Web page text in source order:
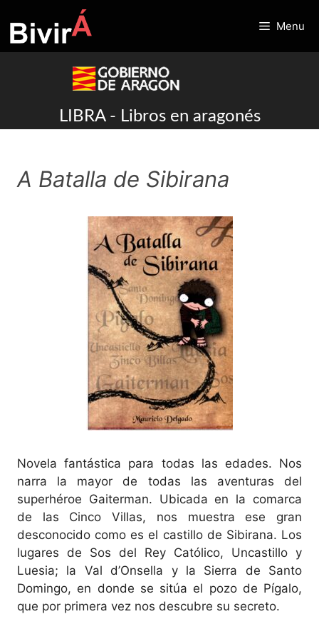
to
content
Menu
LIBRA - Libros en aragonés
A Batalla de Sibirana
Novela fantástica para todas las edades. Nos
narra la mayor de todas las aventuras del
superhéroe Gaiterman. Ubicada en la comarca
de las Cinco Villas, nos muestra ese gran
desconocido como es el castillo de Sibirana. Los
lugares de Sos del Rey Católico, Uncastillo y
Luesia; la Val d’Onsella y la Sierra de Santo
Domingo, en donde se sitúa el pozo de Pígalo,
que por primera vez nos descubre su secreto.